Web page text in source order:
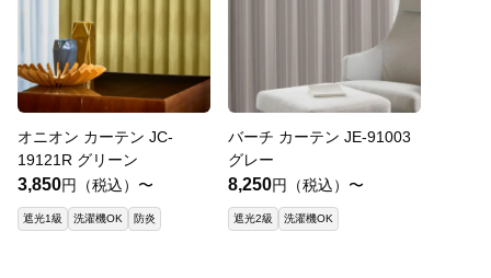
オニオン カーテン JC-
19121R グリーン
3,850円（税込）〜
遮光1級 洗濯機OK 防炎
バーチ カーテン JE-91003
グレー
8,250円（税込）〜
遮光2級 洗濯機OK